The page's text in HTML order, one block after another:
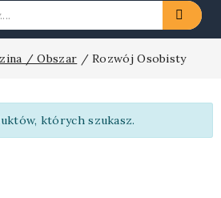
/ Obszar / Rozwój Osobisty
których szukasz.